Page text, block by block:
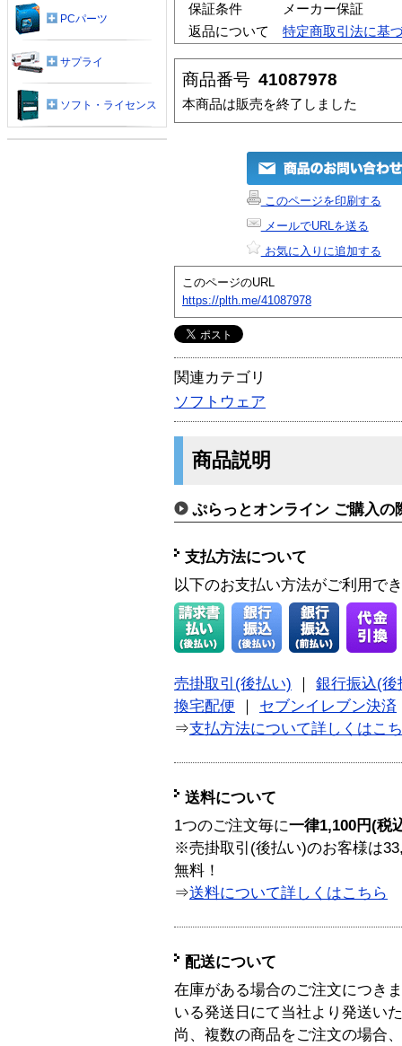
保証条件
メーカー保証
返品について
特定商取引法に基
商品番号 41087978
本商品は販売を終了しました
このページを印刷する
メールでURLを送る
お気に入りに追加する
このページのURL
https://plth.me/41087978
関連カテゴリ
ソフトウェア
商品説明
ぷらっとオンライン ご購入の
支払方法について
以下のお支払い方法がご利用で
売掛取引(後払い)
銀行振込(後
換宅配便
セブンイレブン決済
⇒支払方法について詳しくはこ
送料について
1つのご注文毎に一律1,100円(税
※売掛取引(後払い)のお客様は
無料！
⇒送料について詳しくはこちら
配送について
在庫がある場合のご注文につき
いる発送日にて当社より発送い
尚、複数の商品をご注文の場合
PCパーツ
サプライ
ソフト・ライセンス